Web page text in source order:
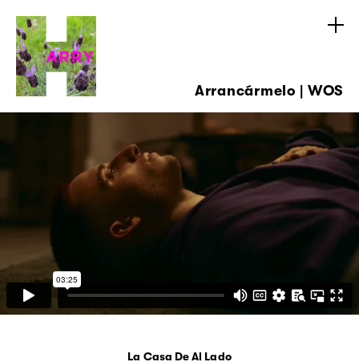
Arrancármelo | WOS
La Casa De Al Lado